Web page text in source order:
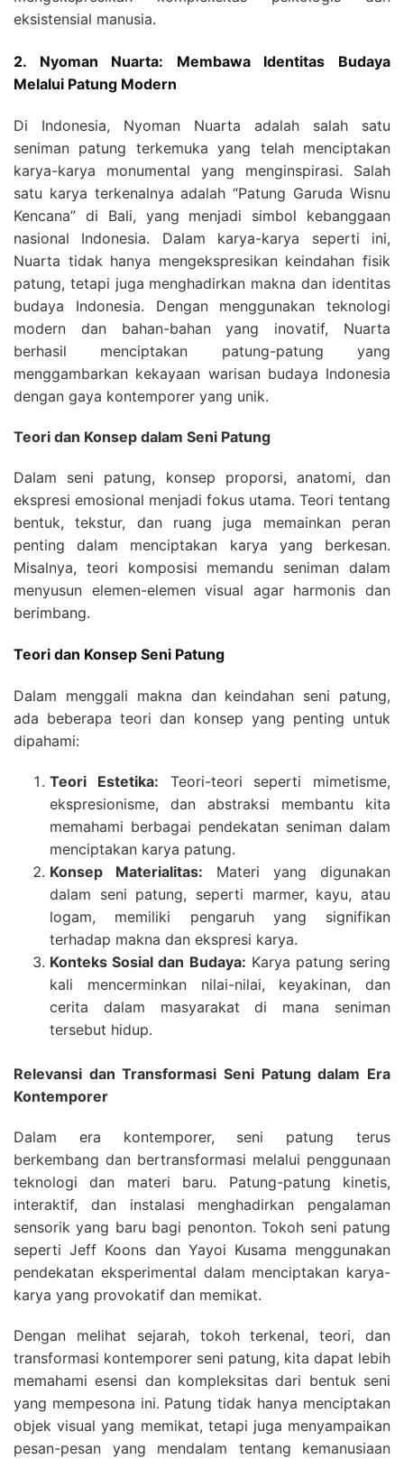
eksistensial manusia.
2. Nyoman Nuarta: Membawa Identitas Budaya
Melalui Patung Modern
Di Indonesia, Nyoman Nuarta adalah salah satu
seniman patung terkemuka yang telah menciptakan
karya-karya monumental yang menginspirasi. Salah
satu karya terkenalnya adalah “Patung Garuda Wisnu
Kencana” di Bali, yang menjadi simbol kebanggaan
nasional Indonesia. Dalam karya-karya seperti ini,
Nuarta tidak hanya mengekspresikan keindahan fisik
patung, tetapi juga menghadirkan makna dan identitas
budaya Indonesia. Dengan menggunakan teknologi
modern dan bahan-bahan yang inovatif, Nuarta
berhasil menciptakan patung-patung yang
menggambarkan kekayaan warisan budaya Indonesia
dengan gaya kontemporer yang unik.
Teori dan Konsep dalam Seni Patung
Dalam seni patung, konsep proporsi, anatomi, dan
ekspresi emosional menjadi fokus utama. Teori tentang
bentuk, tekstur, dan ruang juga memainkan peran
penting dalam menciptakan karya yang berkesan.
Misalnya, teori komposisi memandu seniman dalam
menyusun elemen-elemen visual agar harmonis dan
berimbang.
Teori dan Konsep Seni Patung
Dalam menggali makna dan keindahan seni patung,
ada beberapa teori dan konsep yang penting untuk
dipahami:
Teori Estetika: Teori-teori seperti mimetisme,
ekspresionisme, dan abstraksi membantu kita
memahami berbagai pendekatan seniman dalam
menciptakan karya patung.
Konsep Materialitas: Materi yang digunakan
dalam seni patung, seperti marmer, kayu, atau
logam, memiliki pengaruh yang signifikan
terhadap makna dan ekspresi karya.
Konteks Sosial dan Budaya: Karya patung sering
kali mencerminkan nilai-nilai, keyakinan, dan
cerita dalam masyarakat di mana seniman
tersebut hidup.
Relevansi dan Transformasi Seni Patung dalam Era
Kontemporer
Dalam era kontemporer, seni patung terus
berkembang dan bertransformasi melalui penggunaan
teknologi dan materi baru. Patung-patung kinetis,
interaktif, dan instalasi menghadirkan pengalaman
sensorik yang baru bagi penonton. Tokoh seni patung
seperti Jeff Koons dan Yayoi Kusama menggunakan
pendekatan eksperimental dalam menciptakan karya-
karya yang provokatif dan memikat.
Dengan melihat sejarah, tokoh terkenal, teori, dan
transformasi kontemporer seni patung, kita dapat lebih
memahami esensi dan kompleksitas dari bentuk seni
yang mempesona ini. Patung tidak hanya menciptakan
objek visual yang memikat, tetapi juga menyampaikan
pesan-pesan yang mendalam tentang kemanusiaan